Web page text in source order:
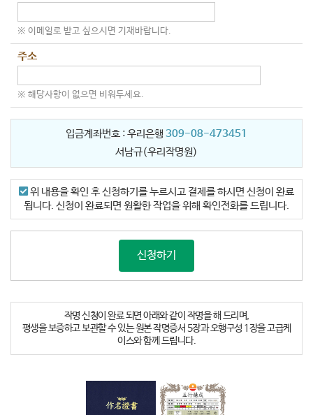
※ 이메일로 받고 싶으시면 기재바랍니다.
주소
※ 해당사항이 없으면 비워두세요.
입금계좌번호 : 우리은행 309-08-473451
서남규(우리작명원)
위 내용을 확인 후 신청하기를 누르시고 결제를 하시면 신청이 완료
됩니다. 신청이 완료되면 원활한 작업을 위해 확인전화를 드립니다.
신청하기
작명 신청이 완료 되면 아래와 같이 작명을 해 드리며,
평생을 보증하고 보관할 수 있는 원본 작명증서 5장과 오행구성 1장을 고급케
이스와 함께 드립니다.